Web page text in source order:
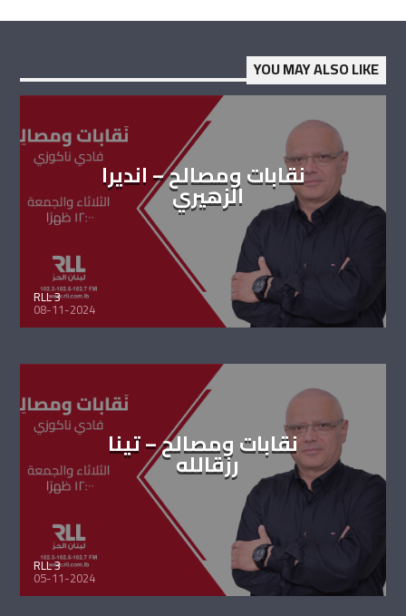
YOU MAY ALSO LIKE
نقابات ومصالح – انديرا
الزهيري
RLL 3
08-11-2024
نقابات ومصالح – تينا
رزقالله
RLL 3
05-11-2024